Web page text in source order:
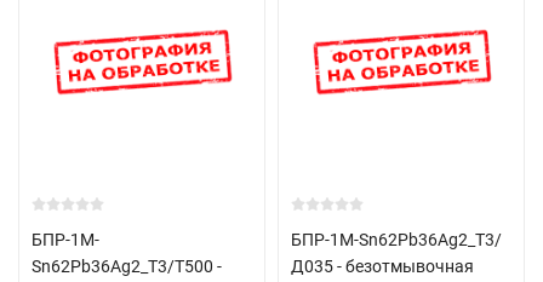
БПР-1М-
Sn62Pb36Ag2_Т3/T500 -
БПР-1М-Sn62Pb36Ag2_Т3/
Д035 - безотмывочная